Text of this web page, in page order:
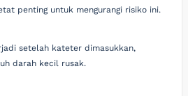
penting untuk mengurangi risiko ini.
setelah kateter dimasukkan,
darah kecil rusak.